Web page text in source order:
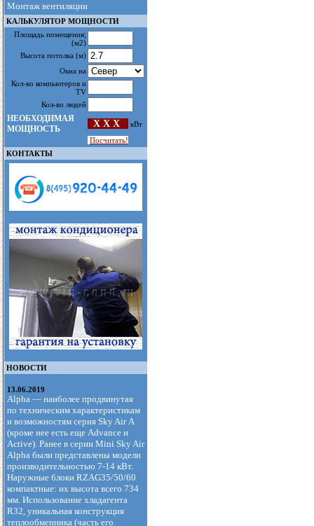
Монтаж вентиляции
КАЛЬКУЛЯТОР МОЩНОСТИ
Площадь помещения;
(м2)
Высота потолка (м)
Окна на
Кол-во компьютеров и
TV
Кол-во людей
НЕОБХОДИМАЯ
МОЩНОСТЬ
X X X
кВт
Посчитать!
КОНТАКТЫ
НОВОСТИ
13.06.2019
Alpha — наиболее продвинутая
по техническим характеристикам
и возможностям серия Sky Air А
(кроме нее есть еще Advance и
Active). Ранее в серии Mini Sky Air
Alpha были представлены модели
производительностью 7-14 кВт.
Наружные блоки RZAG35/50/60
компактные: их высота всего 734
мм. Использование хладагента
R32, уникальная конструкция
теплообменника (часть его